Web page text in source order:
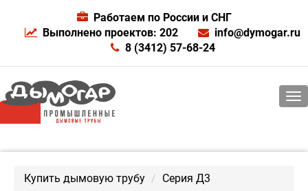
Работаем по России и СНГ
Выполнено проектов: 202
info@dymogar.ru
8 (3412) 57-68-24
Купить дымовую трубу Серия Д3